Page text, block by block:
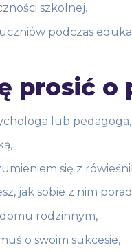
szkolnej.
podczas
prosić o
lub
się z
jak sobie z nim
rodzinnym,
o swoim sukcesie,